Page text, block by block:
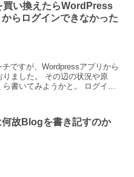
買い換えたらWordPress
からログインできなかった
ですが、Wordpressアプリから
ました。 その辺の状況や原
書いてみようかと。 ログイン
何故Blogを書き記すのか